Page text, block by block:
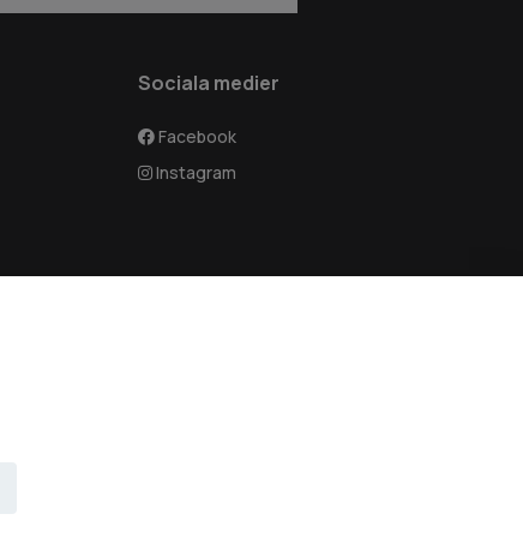
Sociala medier
Facebook
Instagram